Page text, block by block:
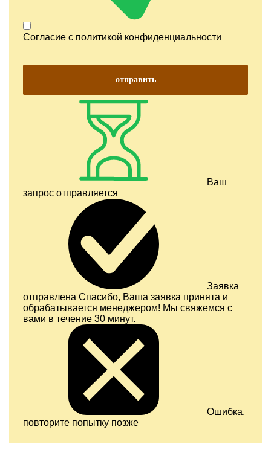
Согласие с политикой конфиденциальности
отправить
Ваш
запрос отправляется
Заявка
отправлена Спасибо, Ваша заявка принята и
обрабатывается менеджером! Мы свяжемся с
вами в течение 30 минут.
Ошибка,
повторите попытку позже